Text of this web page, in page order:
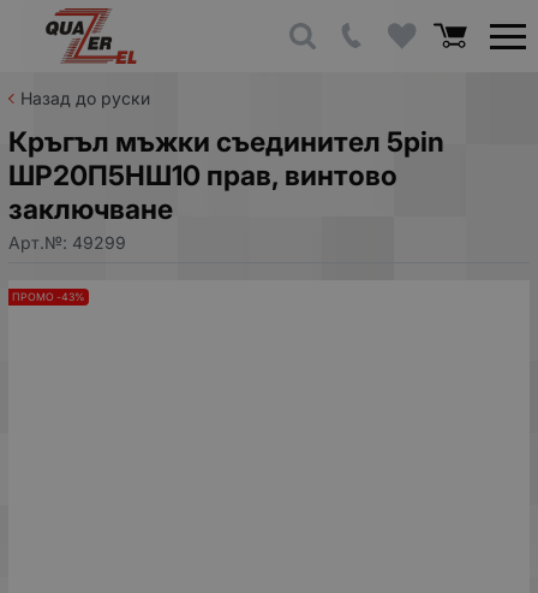
Назад до руски
Кръгъл мъжки съединител 5pin
ШР20П5НШ10 прав, винтово
заключване
Арт.№: 49299
ПРОМО -43%